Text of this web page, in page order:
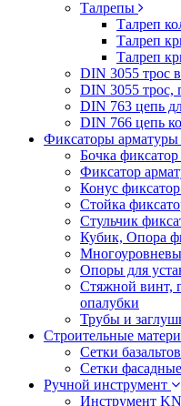
Талрепы
Талреп
Талреп
Талреп
DIN 3055 трос
DIN 3055 трос,
DIN 763 цепь
DIN 766 цепь
Фиксаторы арматуры
Бочка
Фиксатор
Конус
Стойка
Стульчик
Кубик, Опора
Опоры для
Стяжной винт,
опалубки
Трубы и
Строительные
Сетки
Сетки фасадные
Ручной инструмент
Инструмент